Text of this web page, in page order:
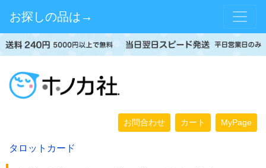
お探しの品は→
お問合わせ カート MyPage
タロットカード